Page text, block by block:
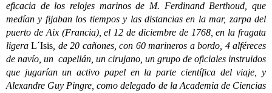
eficacia de los relojes marinos de M. Ferdinand Berthoud, que
medían y fijaban los tiempos y las distancias en la mar, zarpa del
puerto de Aix (Francia), el 12 de diciembre de 1768, en la fragata
ligeraL´Isis , de 20 cañones, con 60 marineros a bordo, 4 alféreces
de navío, un capellán, un cirujano, un grupo de oficiales instruidos
que jugarían un activo papel en la parte científica del viaje, y
Alexandre Guy Pingre, como delegado de la Academia de Ciencias